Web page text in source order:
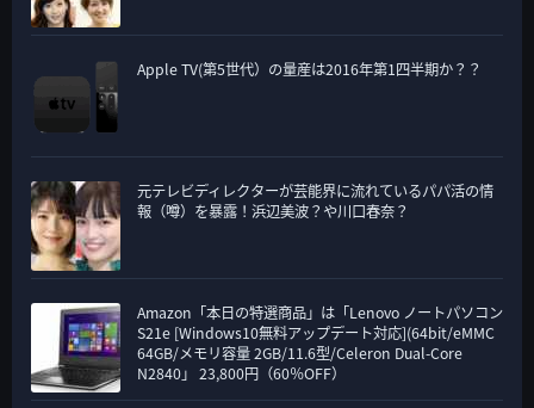
Apple TV(第5世代）の量産は2016年第1四半期か？？
元テレビディレクターが芸能界に流れているパパ活の情
報（噂）を暴露！浜辺美波？や川口春奈？
Amazon「本日の特選商品」は「Lenovo ノートパソコン
S21e [Windows10無料アップデート対応](64bit/eMMC
64GB/メモリ容量 2GB/11.6型/Celeron Dual-Core
N2840」 23,800円（60％OFF）